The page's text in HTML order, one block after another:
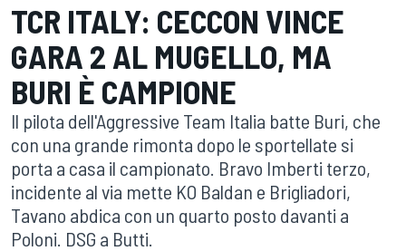
TCR ITALY: CECCON VINCE
GARA 2 AL MUGELLO, MA
BURI È CAMPIONE
Il pilota dell'Aggressive Team Italia batte Buri, che
con una grande rimonta dopo le sportellate si
porta a casa il campionato. Bravo Imberti terzo,
incidente al via mette KO Baldan e Brigliadori,
Tavano abdica con un quarto posto davanti a
Poloni. DSG a Butti.